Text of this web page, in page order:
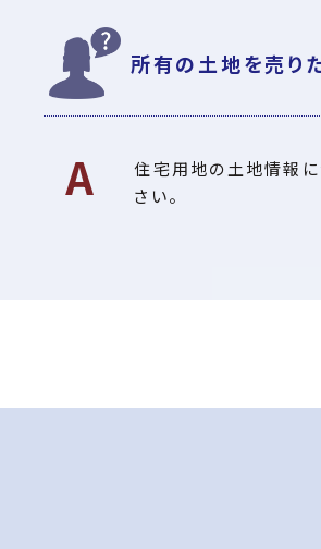
所有の土地を売り
住宅用地の土地情報に
さい。